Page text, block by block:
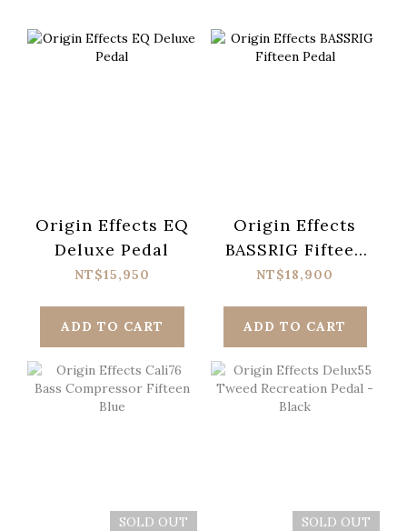
Origin Effects EQ
Deluxe Pedal
NT$15,950
ADD TO CART
Origin Effects
BASSRIG Fifteen
Pedal
NT$18,900
ADD TO CART
SOLD OUT SOLD OUT